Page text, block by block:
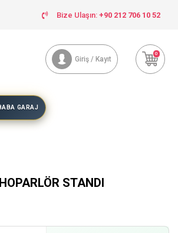
Bize Ulaşın: +90 212 706 10 52
Giriş / Kayıt
0
GARAJ
STANDI